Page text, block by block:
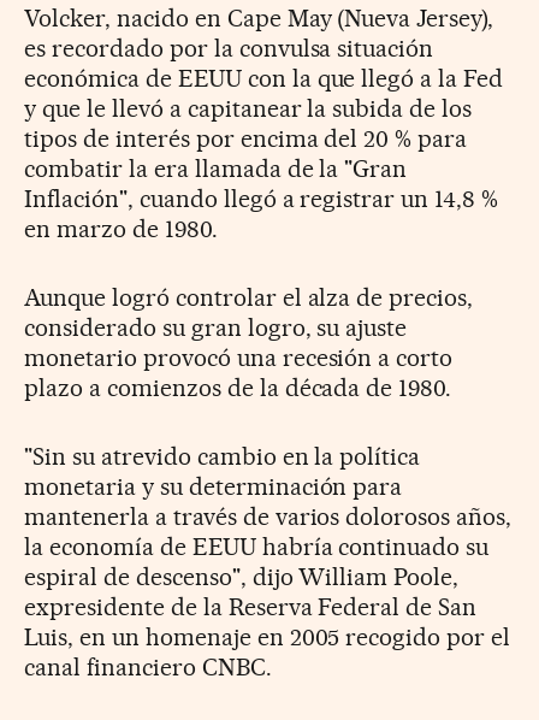
Volcker, nacido en Cape May (Nueva Jersey),
es recordado por la convulsa situación
económica de EEUU con la que llegó a la Fed
y que le llevó a capitanear la subida de los
tipos de interés por encima del 20 % para
combatir la era llamada de la "Gran
Inflación", cuando llegó a registrar un 14,8 %
en marzo de 1980.
Aunque logró controlar el alza de precios,
considerado su gran logro, su ajuste
monetario provocó una recesión a corto
plazo a comienzos de la década de 1980.
"Sin su atrevido cambio en la política
monetaria y su determinación para
mantenerla a través de varios dolorosos años,
la economía de EEUU habría continuado su
espiral de descenso", dijo William Poole,
expresidente de la Reserva Federal de San
Luis, en un homenaje en 2005 recogido por el
canal financiero CNBC.